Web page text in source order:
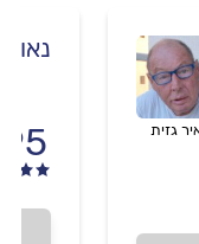
גזית